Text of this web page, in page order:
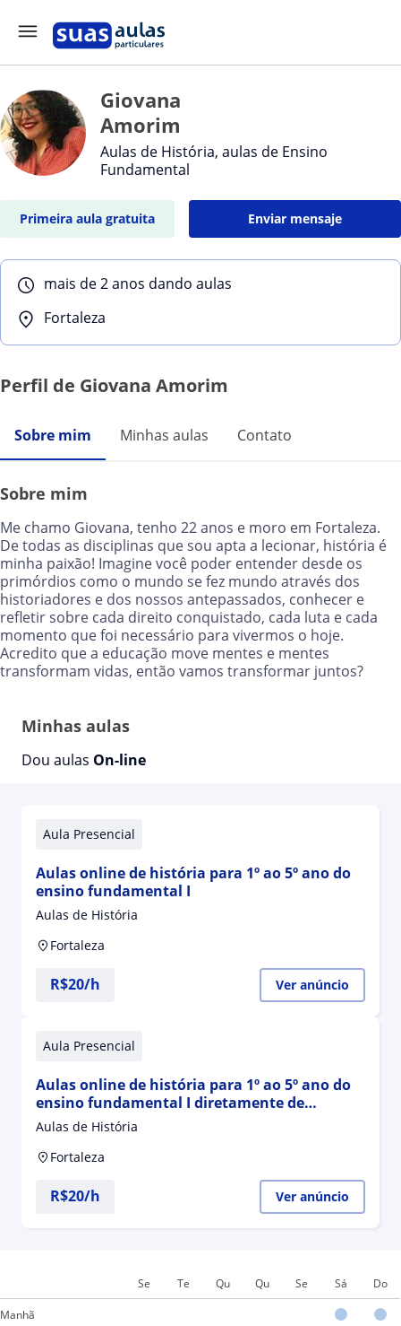
Giovana
Amorim
Aulas de História, aulas de Ensino
Fundamental
Primeira aula gratuita Enviar mensaje
mais de 2 anos dando aulas
Fortaleza
Perfil de Giovana Amorim
Sobre mim Minhas aulas Contato
Sobre mim
Me chamo Giovana, tenho 22 anos e moro em Fortaleza.
De todas as disciplinas que sou apta a lecionar, história é
minha paixão! Imagine você poder entender desde os
primórdios como o mundo se fez mundo através dos
historiadores e dos nossos antepassados, conhecer e
refletir sobre cada direito conquistado, cada luta e cada
momento que foi necessário para vivermos o hoje.
Acredito que a educação move mentes e mentes
transformam vidas, então vamos transformar juntos?
Minhas aulas
Dou aulas On-line
Aula Presencial
Aulas online de história para 1º ao 5º ano do
ensino fundamental I
Aulas de História
Fortaleza
R$20/h Ver anúncio
Aula Presencial
Aulas online de história para 1º ao 5º ano do
ensino fundamental I diretamente de
Fortaleza, CE. 😊
Aulas de História
Fortaleza
R$20/h Ver anúncio
Se Te Qu Qu Se Sá Do
Manhã